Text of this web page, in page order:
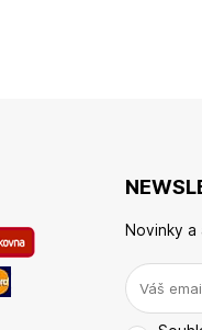
Novinky a